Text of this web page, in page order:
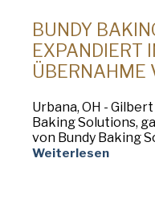
BUNDY
EXPANDIERT
ÜBERNAHME
Urbana, OH -
Baking Solutions,
von Bundy Baking
Weiterlesen